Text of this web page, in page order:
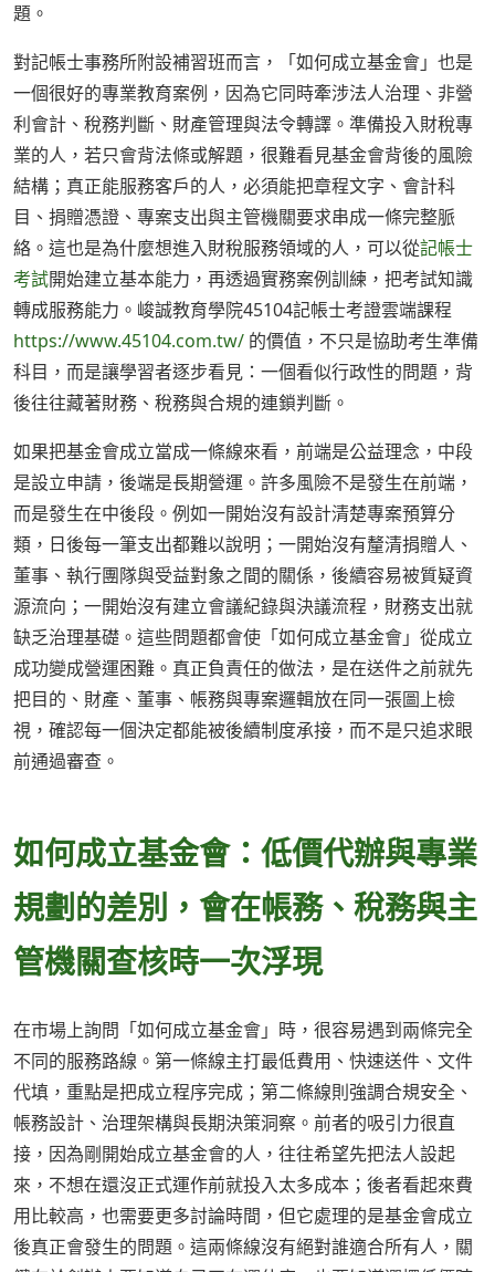
題。
對記帳士事務所附設補習班而言，「如何成立基金會」也是
一個很好的專業教育案例，因為它同時牽涉法人治理、非營
利會計、稅務判斷、財產管理與法令轉譯。準備投入財稅專
業的人，若只會背法條或解題，很難看見基金會背後的風險
結構；真正能服務客戶的人，必須能把章程文字、會計科
目、捐贈憑證、專案支出與主管機關要求串成一條完整脈
絡。這也是為什麼想進入財稅服務領域的人，可以從記帳士
考試開始建立基本能力，再透過實務案例訓練，把考試知識
轉成服務能力。峻誠教育學院45104記帳士考證雲端課程
https://www.45104.com.tw/ 的價值，不只是協助考生準備
科目，而是讓學習者逐步看見：一個看似行政性的問題，背
後往往藏著財務、稅務與合規的連鎖判斷。
如果把基金會成立當成一條線來看，前端是公益理念，中段
是設立申請，後端是長期營運。許多風險不是發生在前端，
而是發生在中後段。例如一開始沒有設計清楚專案預算分
類，日後每一筆支出都難以說明；一開始沒有釐清捐贈人、
董事、執行團隊與受益對象之間的關係，後續容易被質疑資
源流向；一開始沒有建立會議紀錄與決議流程，財務支出就
缺乏治理基礎。這些問題都會使「如何成立基金會」從成立
成功變成營運困難。真正負責任的做法，是在送件之前就先
把目的、財產、董事、帳務與專案邏輯放在同一張圖上檢
視，確認每一個決定都能被後續制度承接，而不是只追求眼
前通過審查。
如何成立基金會：低價代辦與專業
規劃的差別，會在帳務、稅務與主
管機關查核時一次浮現
在市場上詢問「如何成立基金會」時，很容易遇到兩條完全
不同的服務路線。第一條線主打最低費用、快速送件、文件
代填，重點是把成立程序完成；第二條線則強調合規安全、
帳務設計、治理架構與長期決策洞察。前者的吸引力很直
接，因為剛開始成立基金會的人，往往希望先把法人設起
來，不想在還沒正式運作前就投入太多成本；後者看起來費
用比較高，也需要更多討論時間，但它處理的是基金會成立
後真正會發生的問題。這兩條線沒有絕對誰適合所有人，關